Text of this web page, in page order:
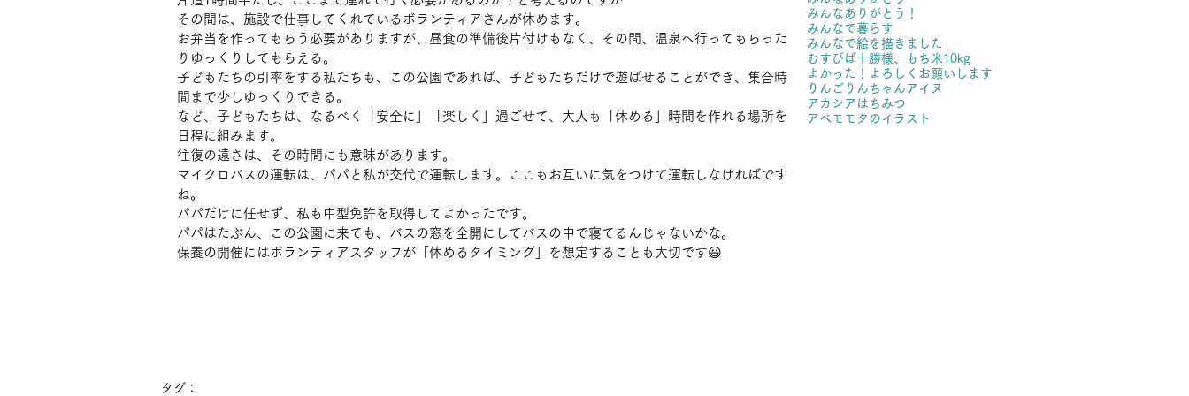
その間は、施設で仕事してくれているボランティアさんが休めます。
お弁当を作ってもらう必要がありますが、昼食の準備後片付けもなく、その間、温泉へ行ってもらった
りゆっくりしてもらえる。
子どもたちの引率をする私たちも、この公園であれば、子どもたちだけで遊ばせることができ、集合時
間まで少しゆっくりできる。
など、子どもたちは、なるべく「安全に」「楽しく」過ごせて、大人も「休める」時間を作れる場所を
日程に組みます。
往復の遠さは、その時間にも意味があります。
マイクロバスの運転は、パパと私が交代で運転します。ここもお互いに気をつけて運転しなければです
ね。
パパだけに任せず、私も中型免許を取得してよかったです。
パパはたぶん、この公園に来ても、バスの窓を全開にしてバスの中で寝てるんじゃないかな。
保養の開催にはボランティアスタッフが「休めるタイミング」を想定することも大切です😃
タグ：
みんなありがとう！
みんなで暮らす
みんなで絵を描きました
むすびば十勝様、
もち米10kg
よかった！ よろしくお願いします
りんご りんちゃん アイヌ
アカシアはちみつ
アベモモタのイラスト